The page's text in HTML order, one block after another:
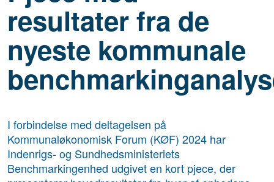
resultater fra de
nyeste kommunale
I forbindelse med deltagelsen på
Kommunaløkonomisk Forum (KØF) 2024 har
Indenrigs- og Sundhedsministeriets
Benchmarkingenhed udgivet en kort pjece, der